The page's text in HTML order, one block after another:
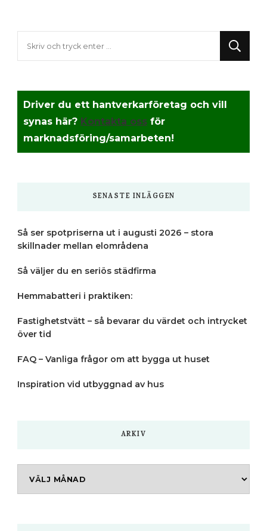
något?
Driver du ett hantverkarföretag och vill
synas här? Kontakta oss för
marknadsföring/samarbeten!
SENASTE INLÄGGEN
Så ser spotpriserna ut i augusti 2026 – stora
skillnader mellan elområdena
Så väljer du en seriös städfirma
Hemmabatteri i praktiken:
Fastighetstvätt – så bevarar du värdet och intrycket
över tid
FAQ – Vanliga frågor om att bygga ut huset
Inspiration vid utbyggnad av hus
ARKIV